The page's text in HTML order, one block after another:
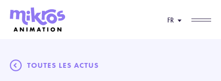
FR
TOUTES LES ACTUS